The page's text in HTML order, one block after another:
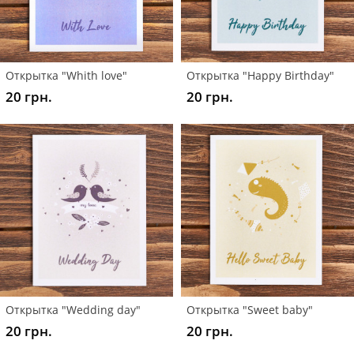
Открытка "Whith love"
20 грн.
Открытка "Happy Birthday"
20 грн.
Открытка "Wedding day"
20 грн.
Открытка "Sweet baby"
20 грн.